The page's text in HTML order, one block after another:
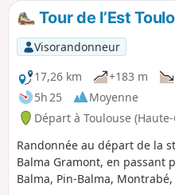
Tour de l’Est
Visorandonneur
17,26 km
+183 m
5h 25
Moyenne
Départ à Toulouse
Randonnée au départ de la
Balma Gramont, en passant
Balma, Pin-Balma, Montrabé,